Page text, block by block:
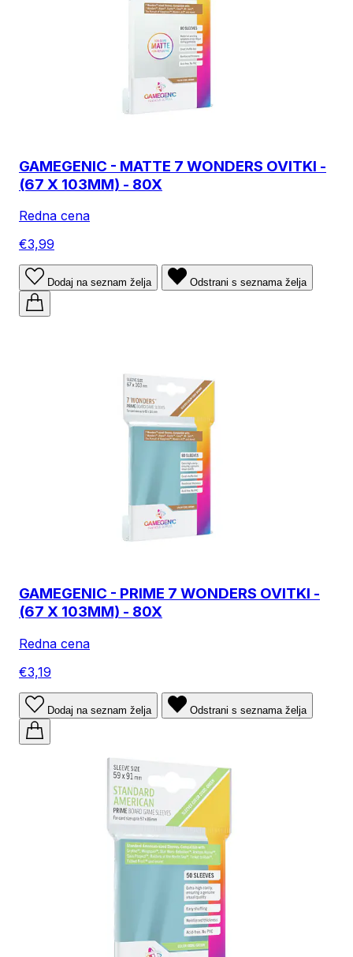
GAMEGENIC - MATTE 7 WONDERS OVITKI -
(67 X 103MM) - 80X
Redna cena
€3,99
Dodaj na seznam želja Odstrani s seznama želja
GAMEGENIC - PRIME 7 WONDERS OVITKI -
(67 X 103MM) - 80X
Redna cena
€3,19
Dodaj na seznam želja Odstrani s seznama želja